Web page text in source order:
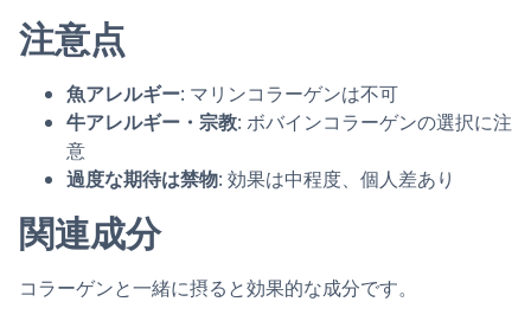
注意点
魚アレルギー: マリンコラーゲンは不可
牛アレルギー・宗教: ボバインコラーゲンの選択に注
意
過度な期待は禁物: 効果は中程度、個人差あり
関連成分
コラーゲンと一緒に摂ると効果的な成分です。